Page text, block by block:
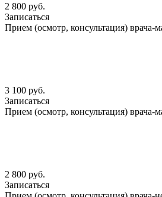
2 800 руб.
Записаться
Прием (осмотр, консультация) врача-
3 100 руб.
Записаться
Прием (осмотр, консультация) врача-
2 800 руб.
Записаться